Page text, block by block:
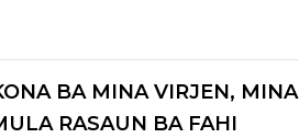
BA MINA VIRJEN, MINA
RASAUN BA FAHI